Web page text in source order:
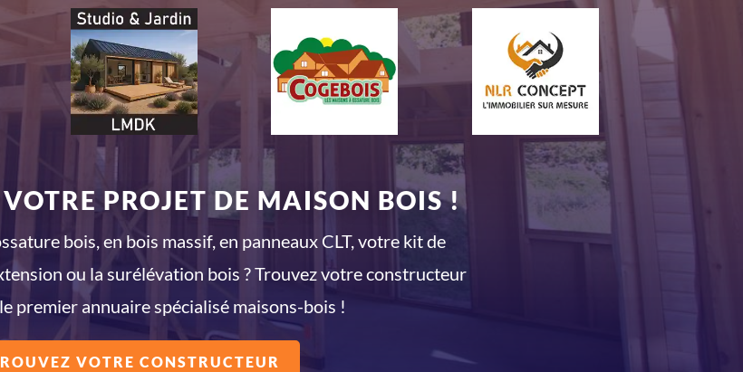
PROJET DE MAISON BOIS !
bois, en bois massif, en panneaux CLT, votre kit de
ou la surélévation bois ? Trouvez votre constructeur
premier annuaire spécialisé maisons-bois !
VOTRE CONSTRUCTEUR